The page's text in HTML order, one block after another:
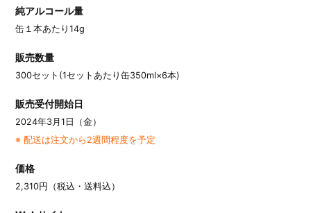
純アルコール量
缶１本あたり14g
販売数量
300セット(1セットあたり缶350ml×6本)
販売受付開始日
2024年3月1日（金）
※ 配送は注文から2週間程度を予定
価格
2,310円（税込・送料込）